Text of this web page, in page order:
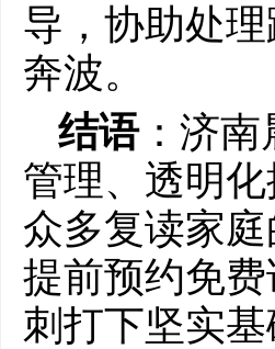
导，协助处
奔波。
结语：济南
管理、透明
众多复读家
提前预约免
刺打下坚实基